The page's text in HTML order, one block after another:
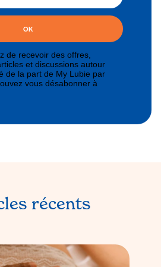
OK
de recevoir des offres,
et discussions autour
de la part de My Lubie par
vous désabonner à
récents